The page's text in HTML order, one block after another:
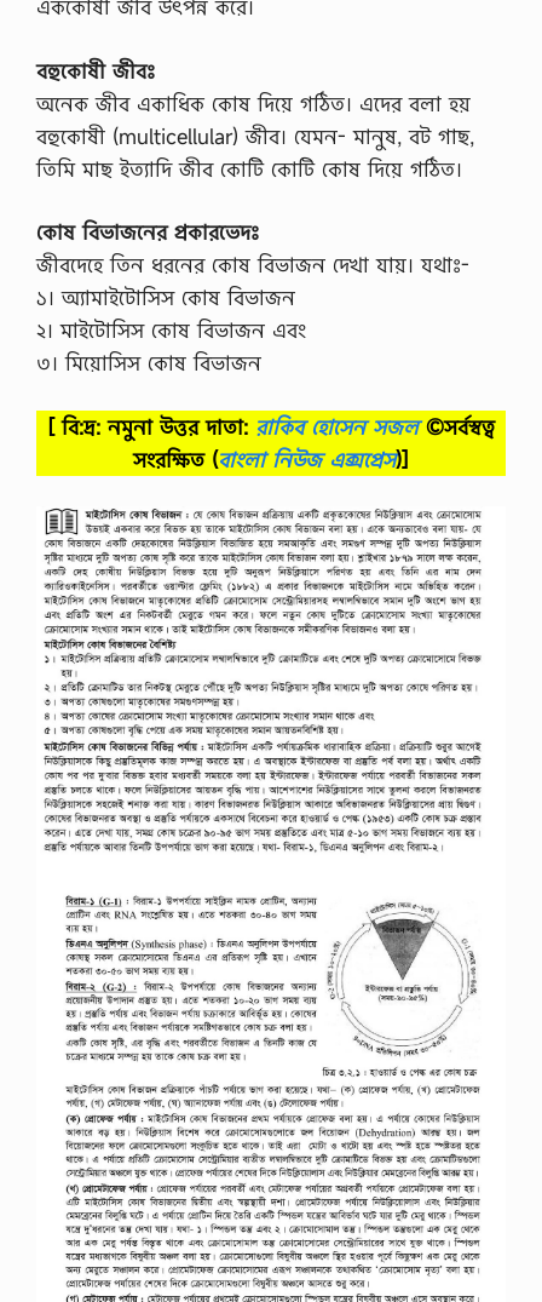
এককোষী জীব উৎপন্ন করে।
বহুকোষী জীবঃ
অনেক জীব একাধিক কোষ দিয়ে গঠিত। এদের বলা হয়
বহুকোষী (multicellular) জীব। যেমন- মানুষ, বট গাছ,
তিমি মাছ ইত্যাদি জীব কোটি কোটি কোষ দিয়ে গঠিত।
কোষ বিভাজনের প্রকারভেদঃ
জীবদেহে তিন ধরনের কোষ বিভাজন দেখা যায়। যথাঃ-
১। অ্যামাইটোসিস কোষ বিভাজন
২। মাইটোসিস কোষ বিভাজন এবং
৩। মিয়োসিস কোষ বিভাজন
[ বি:দ্র: নমুনা উত্তর দাতা: রাকিব হোসেন সজল©সর্বস্বত্ব
সংরক্ষিত (বাংলা নিউজ এক্সপ্রেস)]